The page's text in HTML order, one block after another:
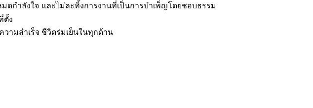
ำลังใจ และไม่ละทิ้งการงานที่เป็นการบำเพ็ญโดยชอบธรรม
ตั้ง
ามสำเร็จ ชีวิตร่มเย็นในทุกด้าน